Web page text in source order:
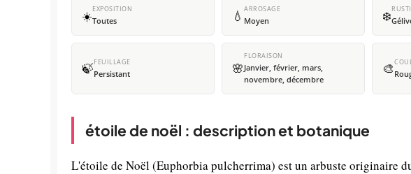
☀️EXPOSITION
Toutes 💧 ARROSAGE
Moyen ❄️
🍃FEUILLAGE
Persistant 🌸
FLORAISON
Janvier, février, mars,
novembre, décembre
🎨
étoile de noël : description et botanique
L'étoile de Noël (Euphorbia pulcherrima) est un arbuste originaire